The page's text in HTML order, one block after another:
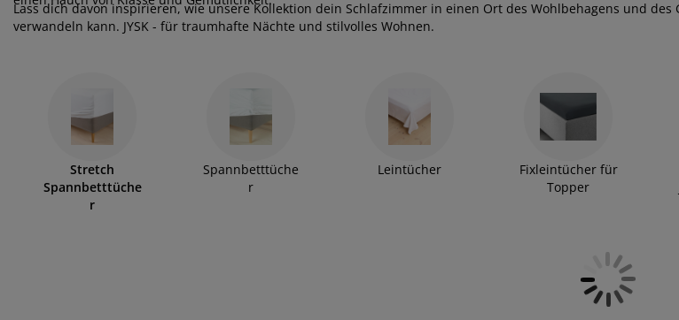
& Bettlaken
und Zubehör
& Bügeln
Lass dich davon inspirieren, wie unsere Kollektion dein Schlafzimmer in einen Ort des Wohlbehagens und des
verwandeln kann. JYSK - für traumhafte Nächte und stilvolles Wohnen.
Stretch
Spannbetttüche
r
Spannbetttüche
r
Leintücher
Fixleintücher für
Topper